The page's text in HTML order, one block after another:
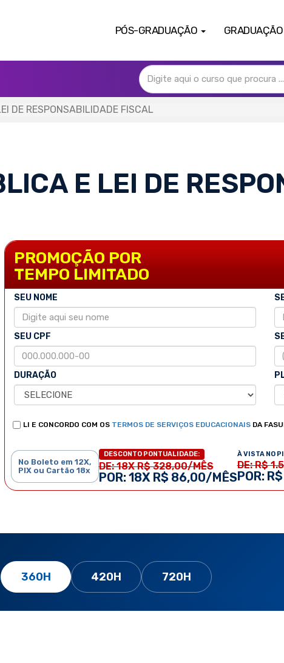
PÓS-GRADUAÇÃO GRADUAÇÃO
DE RESPONSABILIDADE FISCAL
E LEI DE
PROMOÇÃO POR
TEMPO LIMITADO
SEU NOME
SEU CPF
DURAÇÃO
LI E CONCORDO COM OS TERMOS DE SERVIÇOS EDUCACIONAISDA
No Boleto em 12X,
PIX ou Cartão 18x
DESCONTO PONTUALIDADE:
DE: 18X R$ 328,00/MÊS
POR: 18X R$ 86,00/MÊS
À VISTA NO
DE: R$
POR:
360H 420H 720H